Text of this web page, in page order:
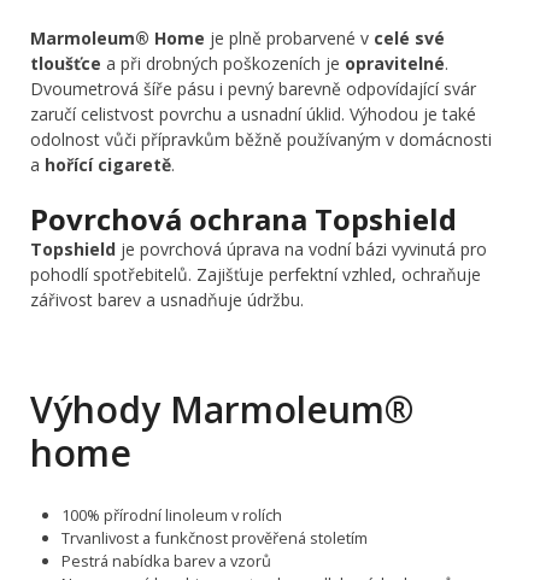
Marmoleum® Home je plně probarvené v celé své
tloušťce a při drobných poškozeních je opravitelné.
Dvoumetrová šíře pásu i pevný barevně odpovídající svár
zaručí celistvost povrchu a usnadní úklid. Výhodou je také
odolnost vůči přípravkům běžně používaným v domácnosti
a hořící cigaretě.
Povrchová ochrana Topshield
Topshield je povrchová úprava na vodní bázi vyvinutá pro
pohodlí spotřebitelů. Zajišťuje perfektní vzhled, ochraňuje
zářivost barev a usnadňuje údržbu.
Výhody Marmoleum®
home
100% přírodní linoleum v rolích
Trvanlivost a funkčnost prověřená stoletím
Pestrá nabídka barev a vzorů